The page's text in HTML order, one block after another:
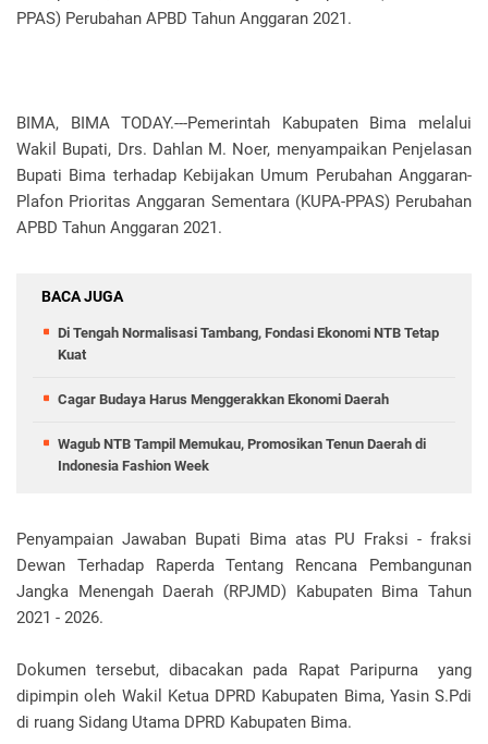
PPAS) Perubahan APBD Tahun Anggaran 2021.
BIMA, BIMA TODAY.---Pemerintah Kabupaten Bima melalui
Wakil Bupati, Drs. Dahlan M. Noer, menyampaikan Penjelasan
Bupati Bima terhadap Kebijakan Umum Perubahan Anggaran-
Plafon Prioritas Anggaran Sementara (KUPA-PPAS) Perubahan
APBD Tahun Anggaran 2021.
BACA JUGA
Di Tengah Normalisasi Tambang, Fondasi Ekonomi NTB Tetap
Kuat
Cagar Budaya Harus Menggerakkan Ekonomi Daerah
Wagub NTB Tampil Memukau, Promosikan Tenun Daerah di
Indonesia Fashion Week
Penyampaian Jawaban Bupati Bima atas PU Fraksi - fraksi
Dewan Terhadap Raperda Tentang Rencana Pembangunan
Jangka Menengah Daerah (RPJMD) Kabupaten Bima Tahun
2021 - 2026.
Dokumen tersebut, dibacakan pada Rapat Paripurna yang
dipimpin oleh Wakil Ketua DPRD Kabupaten Bima, Yasin S.Pdi
di ruang Sidang Utama DPRD Kabupaten Bima.